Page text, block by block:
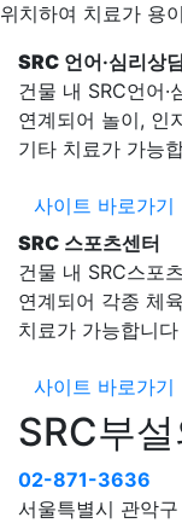
위치하여 치료가 용
SRC 언어·심리상
건물 내 SRC언어·
연계되어 놀이, 인
기타 치료가 가능
사이트 바로가기
SRC 스포츠센터
건물 내 SRC스포
연계되어 각종 체
치료가 가능합니다
사이트 바로가기
SRC부설
02-871-3636
서울특별시 관악